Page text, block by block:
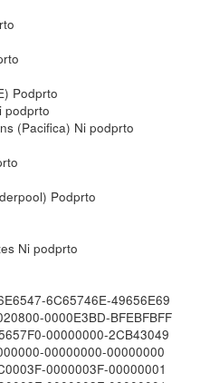
Podprto
podprto
(Pacifica) Ni podprto
Podprto
Ni podprto
6C65746E-49656E69
0000E3BD-BFEBFBFF
00000000-2CB43049
00000000-00000000
0000003F-00000001